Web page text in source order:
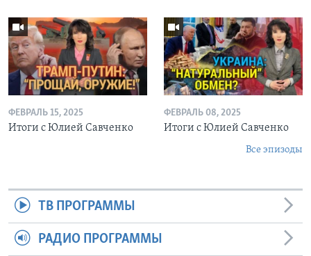
ФЕВРАЛЬ 15, 2025
Итоги с Юлией Савченко
ФЕВРАЛЬ 08, 2025
Итоги с Юлией Савченко
Все эпизоды
ТВ ПРОГРАММЫ
РАДИО ПРОГРАММЫ